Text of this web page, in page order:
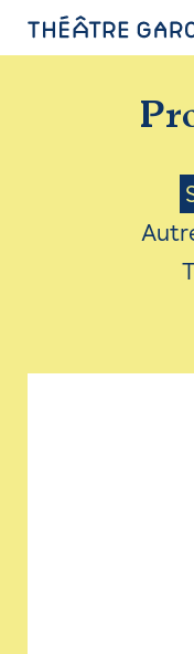
PROGRAMME
INFOS
AVEC LES
LES